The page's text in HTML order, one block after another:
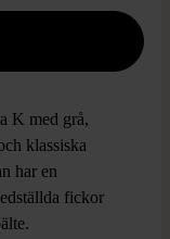
K med grå,
klassiska
har en
fickor